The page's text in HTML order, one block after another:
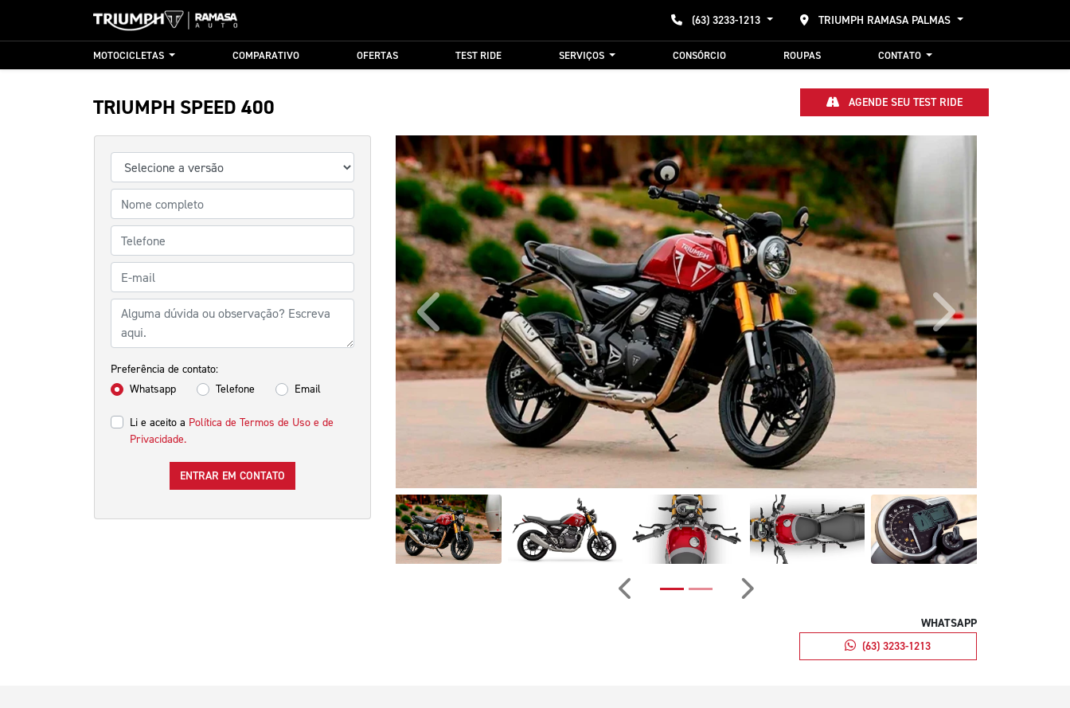
(63) 3233-1213 TRIUMPH RAMASA PALMAS
MOTOCICLETAS COMPARATIVO OFERTAS TEST RIDE SERVIÇOS CONSÓRCIO ROUPAS CONTATO
TRIUMPH SPEED 400 AGENDE SEU TEST RIDE
Preferência de contato:
Whatsapp
Telefone Email
Li e aceito a Política de Termos de Uso e de
Privacidade.
ENTRAR EM CONTATO
Anterior Próximo
Anterior Próximo
WHATSAPP
(63) 3233-1213